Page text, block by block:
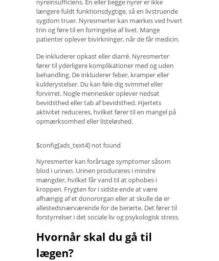
nyreinsufficiens. En eller begge nyrer er ikke
længere fuldt funktionsdygtige, så en livstruende
sygdom truer. Nyresmerter kan mærkes ved hvert
trin og føre til en forringelse af livet. Mange
patienter oplever bivirkninger, når de får medicin.
De inkluderer opkast eller diarré. Nyresmerter
fører til yderligere komplikationer med og uden
behandling. De inkluderer feber, kramper eller
kulderystelser. Du kan føle dig svimmel eller
forvirret. Nogle mennesker oplever nedsat
bevidsthed eller tab af bevidsthed. Hjertets
aktivitet reduceres, hvilket fører til en mangel på
opmærksomhed eller listeløshed.
$config[ads_text4] not found
Nyresmerter kan forårsage symptomer såsom
blod i urinen. Urinen produceres i mindre
mængder, hvilket får vand til at ophobes i
kroppen. Frygten for i sidste ende at være
afhængig af et donororgan eller at skulle dø er
allestedsnærværende for de berørte. Det fører til
forstyrrelser i det sociale liv og psykologisk stress.
Hvornår skal du gå til
lægen?